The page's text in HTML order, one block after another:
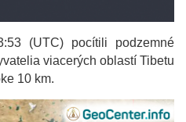
(UTC) pocítili podzemné
viacerých oblastí Tibetu
10 km.